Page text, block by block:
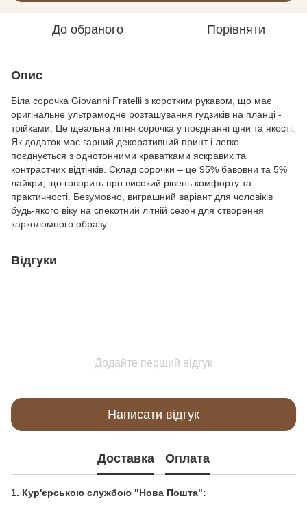
До обраного Порівняти
Опис
Біла сорочка Giovanni Fratelli з коротким рукавом, що має
оригінальне ультрамодне розташування гудзиків на планці -
трійками. Це ідеальна літня сорочка у поєднанні ціни та якості.
Як додаток має гарний декоративний принт і легко
поєднується з однотонними краватками яскравих та
контрастних відтінків. Склад сорочки – це 95% бавовни та 5%
лайкри, що говорить про високий рівень комфорту та
практичності. Безумовно, виграшний варіант для чоловіків
будь-якого віку на спекотний літній сезон для створення
карколомного образу.
Відгуки
Додайте перший відгук
Написати відгук
Доставка Оплата
1. Кур'єрською службою "Нова Пошта":